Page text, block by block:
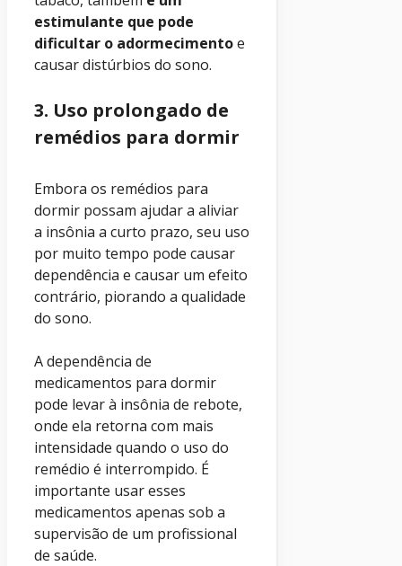
estimulante que pode
dificultar o adormecimentoe
causar distúrbios do sono.
3. Uso prolongado de
remédios para dormir
Embora os remédios para
dormir possam ajudar a aliviar
a insônia a curto prazo, seu uso
por muito tempo pode causar
dependência e causar um efeito
contrário, piorando a qualidade
do sono.
A dependência de
medicamentos para dormir
pode levar à insônia de rebote,
onde ela retorna com mais
intensidade quando o uso do
remédio é interrompido. É
importante usar esses
medicamentos apenas sob a
supervisão de um profissional
de saúde.